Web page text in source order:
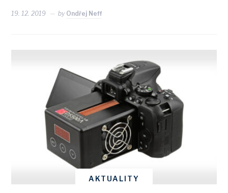
19. 12. 2019 by Ondřej Neff
AKTUALITY